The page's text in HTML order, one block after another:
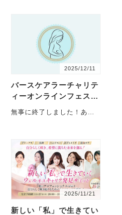
2025/12/11
バースケアラーチャリテ
ィーオンラインフェス開
催しました
無事に終了しました！あり
チャリテ・・・
2025/11/21
新しい「私」で生きてい